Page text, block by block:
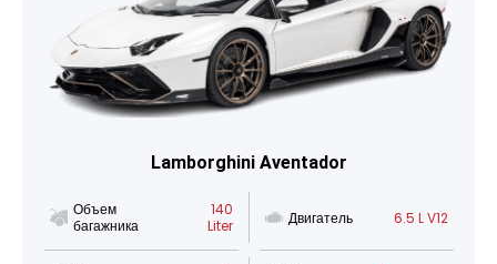
Lamborghini Aventador
Объем
багажника
140
Liter
Двигатель 6.5 L V12